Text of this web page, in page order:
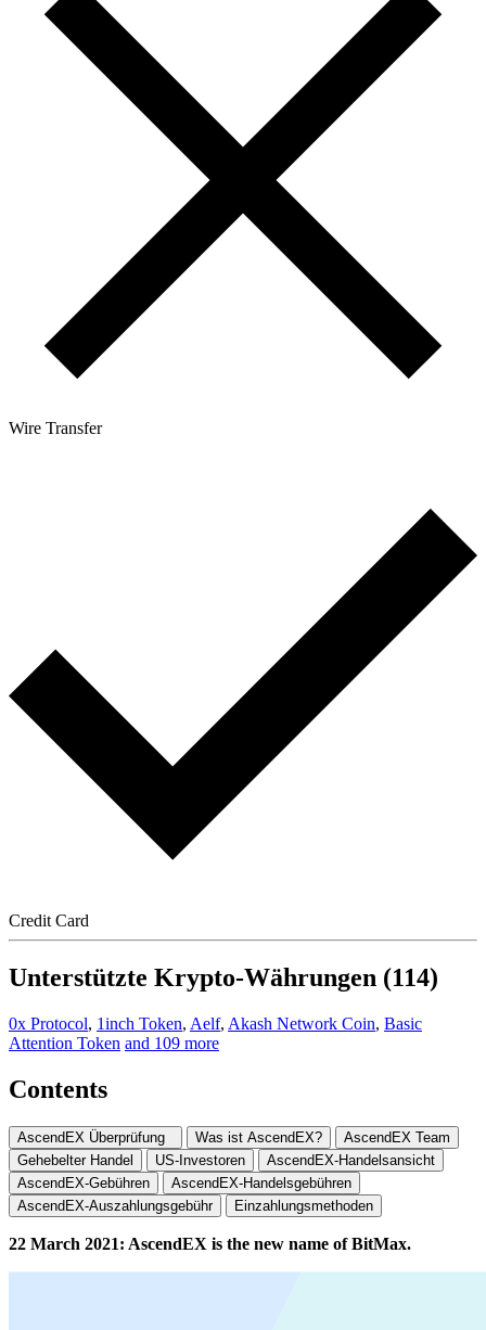
Wire Transfer
Credit Card
Unterstützte Krypto-Währungen (114)
0x Protocol, 1inch Token, Aelf, Akash Network Coin, Basic
Attention Token and 109 more
Contents
AscendEX Überprüfung Was ist AscendEX?
AscendEX Team
Gehebelter Handel
US-Investoren
AscendEX-Handelsansicht
AscendEX-Gebühren
AscendEX-Handelsgebühren
AscendEX-Auszahlungsgebühr
Einzahlungsmethoden
22 March 2021: AscendEX is the new name of BitMax.